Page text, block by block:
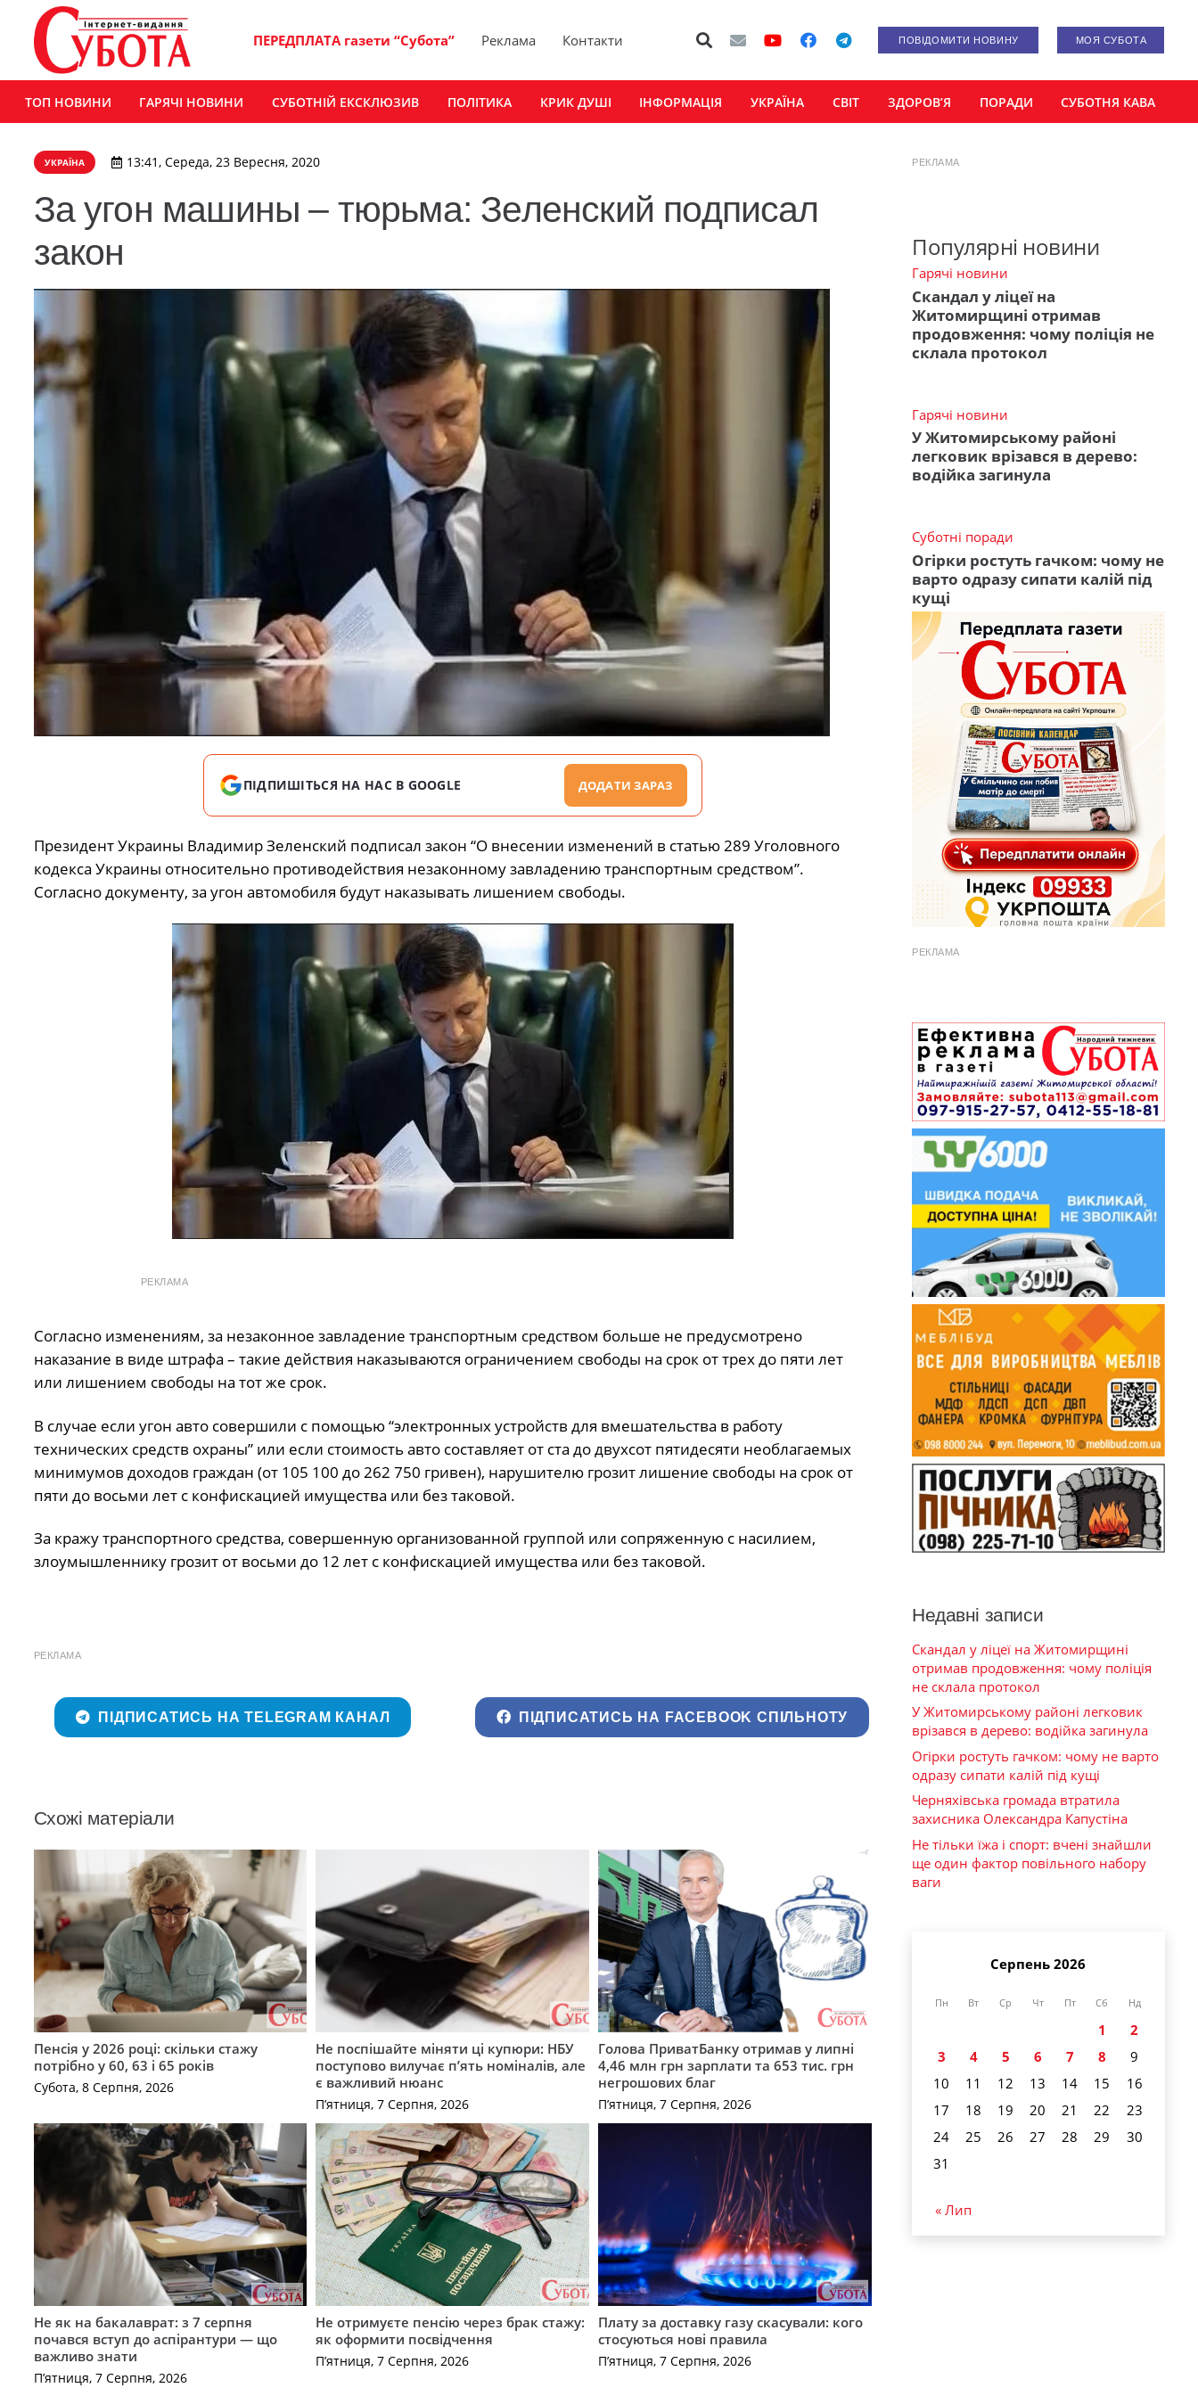
ПЕРЕДПЛАТА газети “Субота” Реклама Контакти ПОВІДОМИТИ НОВИНУ МОЯ СУБОТА
ТОП НОВИНИ ГАРЯЧІ НОВИНИ СУБОТНІЙ ЕКСКЛЮЗИВ ПОЛІТИКА КРИК ДУШІ ІНФОРМАЦІЯ УКРАЇНА СВІТ ЗДОРОВ’Я ПОРАДИ СУБОТНЯ КАВА
УКРАЇНА 13:41, Середа, 23 Вересня, 2020
За угон машины – тюрьма: Зеленский подписал
закон
ПІДПИШІТЬСЯ НА НАС В GOOGLE ДОДАТИ ЗАРАЗ
Президент Украины Владимир Зеленский подписал закон “О внесении изменений в статью 289 Уголовного
кодекса Украины относительно противодействия незаконному завладению транспортным средством”.
Согласно документу, за угон автомобиля будут наказывать лишением свободы.
РЕКЛАМА
Согласно изменениям, за незаконное завладение транспортным средством больше не предусмотрено
наказание в виде штрафа – такие действия наказываются ограничением свободы на срок от трех до пяти лет
или лишением свободы на тот же срок.
В случае если угон авто совершили с помощью “электронных устройств для вмешательства в работу
технических средств охраны” или если стоимость авто составляет от ста до двухсот пятидесяти необлагаемых
минимумов доходов граждан (от 105 100 до 262 750 гривен), нарушителю грозит лишение свободы на срок от
пяти до восьми лет с конфискацией имущества или без таковой.
За кражу транспортного средства, совершенную организованной группой или сопряженную с насилием,
злоумышленнику грозит от восьми до 12 лет с конфискацией имущества или без таковой.
РЕКЛАМА
ПІДПИСАТИСЬ НА TELEGRAM КАНАЛ ПІДПИСАТИСЬ НА FACEBOOK СПІЛЬНОТУ
Схожі матеріали
Пенсія у 2026 році: скільки стажу
потрібно у 60, 63 і 65 років
Субота, 8 Серпня, 2026
Не поспішайте міняти ці купюри: НБУ
поступово вилучає п’ять номіналів, але
є важливий нюанс
П’ятниця, 7 Серпня, 2026
Голова ПриватБанку отримав у липні
4,46 млн грн зарплати та 653 тис. грн
негрошових благ
П’ятниця, 7 Серпня, 2026
Не як на бакалаврат: з 7 серпня
почався вступ до аспірантури — що
важливо знати
П’ятниця, 7 Серпня, 2026
Не отримуєте пенсію через брак стажу:
як оформити посвідчення
П’ятниця, 7 Серпня, 2026
Плату за доставку газу скасували: кого
стосуються нові правила
П’ятниця, 7 Серпня, 2026
РЕКЛАМА
Популярні новини
Гарячі новини
Скандал у ліцеї на
Житомирщині отримав
продовження: чому поліція не
склала протокол
Гарячі новини
У Житомирському районі
легковик врізався в дерево:
водійка загинула
Суботні поради
Огірки ростуть гачком: чому не
варто одразу сипати калій під
кущі
РЕКЛАМА
Недавні записи
Скандал у ліцеї на Житомирщині
отримав продовження: чому поліція
не склала протокол
У Житомирському районі легковик
врізався в дерево: водійка загинула
Огірки ростуть гачком: чому не варто
одразу сипати калій під кущі
Черняхівська громада втратила
захисника Олександра Капустіна
Не тільки їжа і спорт: вчені знайшли
ще один фактор повільного набору
ваги
Серпень 2026
Пн Вт Ср Чт Пт Сб Нд
1
2
3
4 5 6 7 8
9
10
11 12 13 14 15
16
17
18 19 20 21 22
23
24
25 26 27 28 29
30
31
« Лип